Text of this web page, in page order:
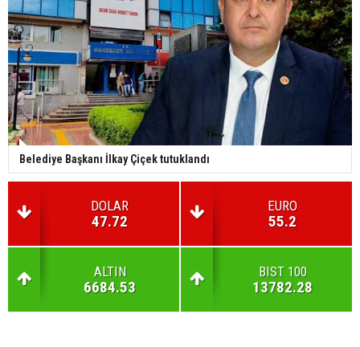
Belediye Başkanı İlkay Çiçek tutuklandı
DOLAR
47.72
EURO
55.2
ALTIN
6684.53
BIST 100
13782.28